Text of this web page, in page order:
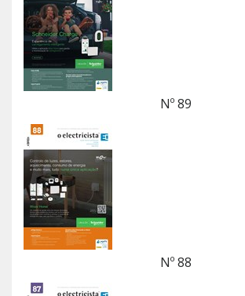
Nº 89
Nº 88